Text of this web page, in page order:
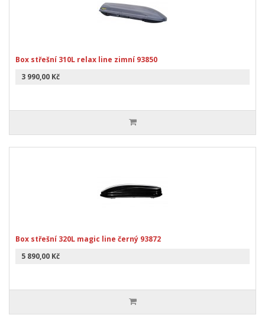
Box střešní 310L relax line zimní 93850
3 990,00 Kč
Box střešní 320L magic line černý 93872
5 890,00 Kč